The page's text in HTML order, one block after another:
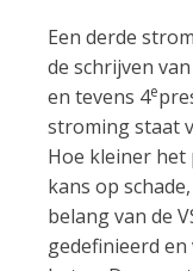
Een derde
de schrijven
en tevens 4e
stroming staat
Hoe kleiner het
kans op
belang van de
gedefinieerd